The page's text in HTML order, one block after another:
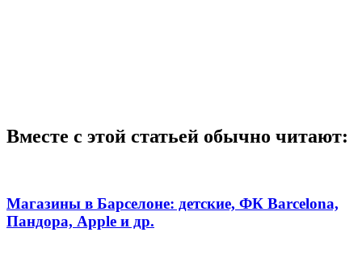
Вместе с этой статьей обычно читают:
Магазины в Барселоне: детские, ФК Barcelona,
Пандора, Apple и др.